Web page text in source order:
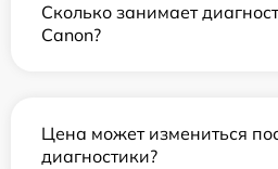
Сколько занимает
Canon?
Цена может измениться
диагностики?